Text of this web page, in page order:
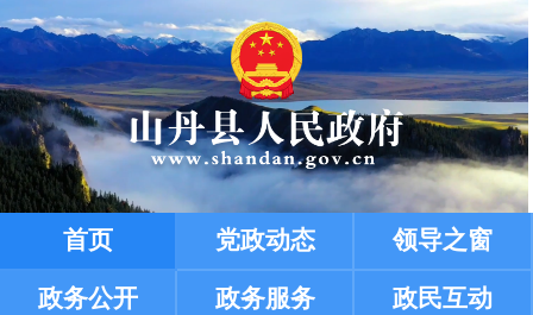
首页 党政动态 领导之窗
政务公开 政务服务 政民互动